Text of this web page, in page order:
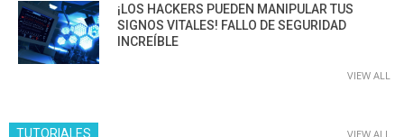
¡LOS HACKERS PUEDEN MANIPULAR TUS
SIGNOS VITALES! FALLO DE SEGURIDAD
INCREÍBLE
VIEW ALL
TUTORIALES VIEW ALL